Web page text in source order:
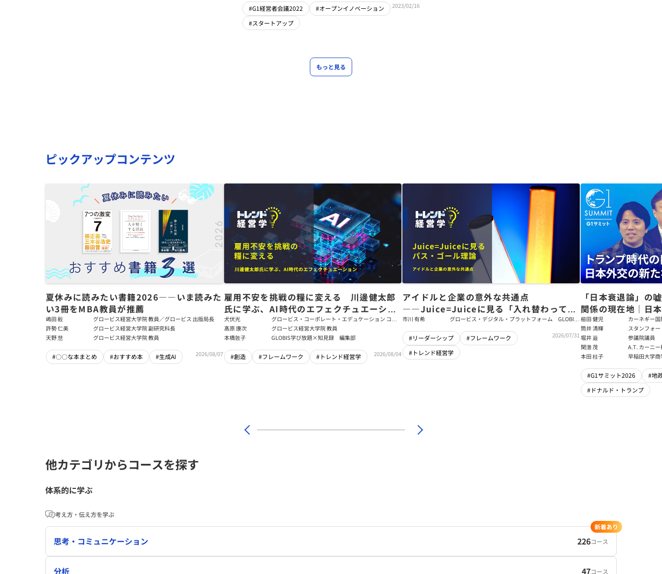
#G1経営者会議2022
#オープンイノベーション
#スタートアップ
2023/02/16
もっと見る
ピックアップコンテンツ
夏休みに読みたい書籍2026――いま読みた
い3冊をMBA教員が推薦
嶋田 毅
グロービス経営大学院 教員／グロービス 出版局長
許勢 仁美
グロービス経営大学院 副研究科長
天野 慧
グロービス経営大学院 教員
#〇〇な本まとめ #おすすめ本 #生成AI 2026/08/07
雇用不安を挑戦の糧に変える 川邊健太郎
氏に学ぶ、AI時代のエフェクチュエーショ
ン
犬伏光
グロービス・コーポレート・エデュケーション コー
ポレート・ソリューション・チーム コンサルタント
髙原 康次
グロービス経営大学院 教員
本橋敦子
GLOBIS学び放題×知見録 編集部
#創造 #フレームワーク #トレンド経営学 2026/08/04
アイドルと企業の意外な共通点
――Juice=Juiceに見る「入れ替わっても
強いチーム」をつくるパス・ゴール理論
市川 有希
グロービス・デジタル・プラットフォーム GLOBIS
#リーダーシップ
#フレームワーク
#トレンド経営学
2026/07/31
「日本衰退論」の
関係の現在地｜日
戦略【櫛田健児×
輝】
櫛田 健児
カーネギー
ラムディレ
筒井 清輝
スタンフォ
大学アジア
フェロー
堀井 巌
参議院議員
関灘 茂
A.T. カーニ
本法人会長
本田 桂子 早稲田大学
#G1サミット2026
#地
#ドナルド・トランプ
他カテゴリからコースを探す
体系的に学ぶ
考え方・伝え方を学ぶ
思考・コミュニケーション 226コース
新着あり
分析 47コース